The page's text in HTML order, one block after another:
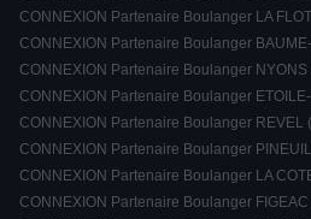
CONNEXION Partenaire Boulanger LA
CONNEXION Partenaire Boulanger
CONNEXION Partenaire Boulanger NYONS
CONNEXION Partenaire Boulanger
CONNEXION Partenaire Boulanger REVEL
CONNEXION Partenaire Boulanger
CONNEXION Partenaire Boulanger LA
CONNEXION Partenaire Boulanger FIGEAC